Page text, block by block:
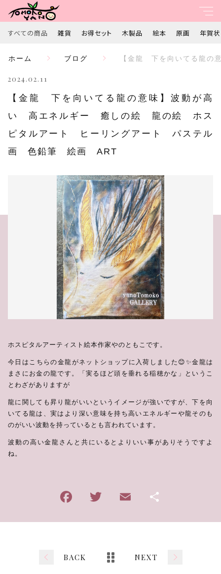
すべての商品 雑貨 お得セット 木製品 絵本 原画 年賀状
ホーム ブログ 【金龍 下を向いてる龍
2024.02.11
【金龍 下を向いてる龍の意味】波動が高
い 高エネルギー 癒しの絵 龍の絵 ホス
ピタルアート ヒーリングアート パステル
画 色鉛筆 絵画 ART
ホスピタルアーティスト絵本作家やのともこです。
今日はこちらの金龍がネットショップに入荷しました😊✨金龍は
まさにお金の龍です。「実るほど頭を垂れる稲穂かな」というこ
とわざがありますが
龍に関しても昇り龍がいいというイメージが強いですが、下を向
いてる龍は、実はより深い意味を持ち高いエネルギーや龍そのも
のがいい波動を持っているとも言われています。
波動の高い金龍さんと共にいるとよりいい事がありそうですよ
ね。
BACK NEXT
雑貨
木製品
絵本
原画
年賀状
グッズ（布もの）
講演会
ワークショップ
子カテゴリ
在庫あり セール